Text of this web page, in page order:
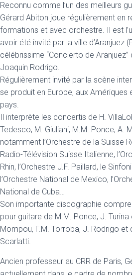
Reconnu comme l’un des meilleurs
Gérard Abiton joue régulièrement en
formations et avec orchestre. Il est
avoir été invité par la ville d’Aranjuez
célébrissime “Concierto de
Joaquin Rodrigo.
Régulièrement invité par la scène
se produit en Europe, aux Amériques
pays.
Il interprète les concertis de H.
Tedesco, M. Giuliani, M.M. Ponce, A.
notamment l’Orchestre de la Suisse
Radio-Télévision Suisse Italienne,
Rhin, l’Orchestre J.F. Paillard, le
l’Orchestre National de Mexico,
National de Cuba…
Son importante discographie
pour guitare de M.M. Ponce, J.
Mompou, F.M. Torroba, J. Rodrigo et
Scarlatti.
Ancien professeur au CRR de Paris,